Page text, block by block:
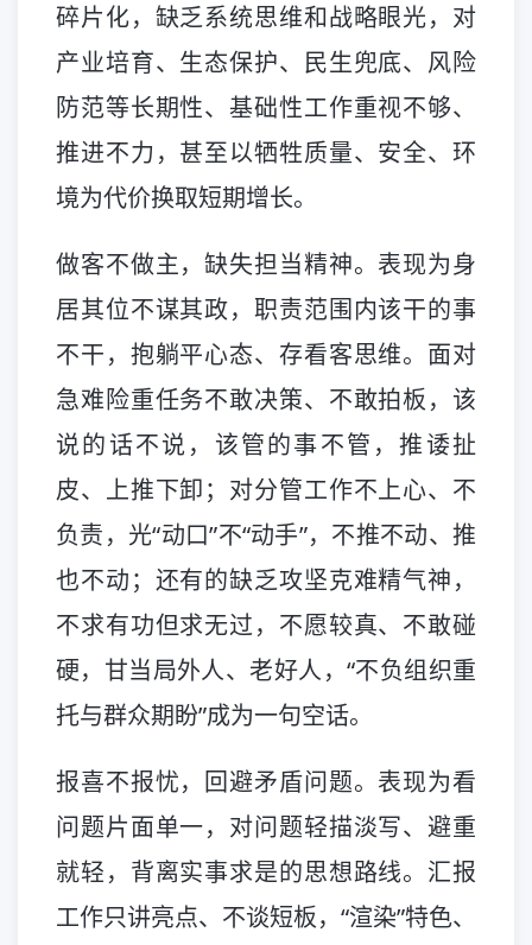
碎片化，缺乏系统思维和战略眼光，对
产业培育、生态保护、民生兜底、风险
防范等长期性、基础性工作重视不够、
推进不力，甚至以牺牲质量、安全、环
境为代价换取短期增长。
做客不做主，缺失担当精神。表现为身
居其位不谋其政，职责范围内该干的事
不干，抱躺平心态、存看客思维。面对
急难险重任务不敢决策、不敢拍板，该
说的话不说，该管的事不管，推诿扯
皮、上推下卸；对分管工作不上心、不
负责，光“动口”不“动手”，不推不动、推
也不动；还有的缺乏攻坚克难精气神，
不求有功但求无过，不愿较真、不敢碰
硬，甘当局外人、老好人，“不负组织重
托与群众期盼”成为一句空话。
报喜不报忧，回避矛盾问题。表现为看
问题片面单一，对问题轻描淡写、避重
就轻，背离实事求是的思想路线。汇报
工作只讲亮点、不谈短板，“渲染”特色、